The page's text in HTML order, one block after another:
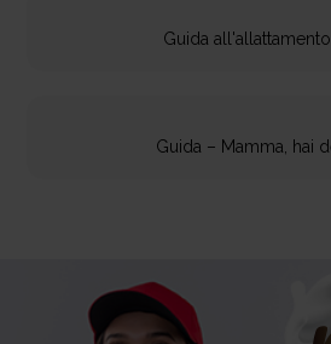
Guida
Guida – Mamma, hai